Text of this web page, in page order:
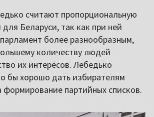
считают пропорциональную
Беларуси, так как при ней
более разнообразным,
количеству людей
их интересов. Лебедько
бы хорошо дать избирателям
формирование партийных списков.